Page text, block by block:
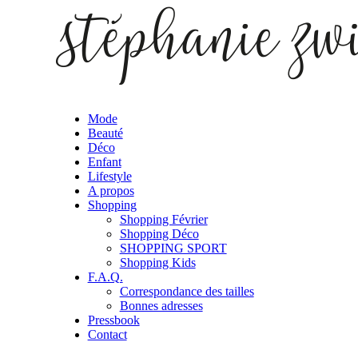
Mode
Beauté
Déco
Enfant
Lifestyle
A propos
Shopping
Shopping Février
Shopping Déco
SHOPPING SPORT
Shopping Kids
F.A.Q.
Correspondance des tailles
Bonnes adresses
Pressbook
Contact